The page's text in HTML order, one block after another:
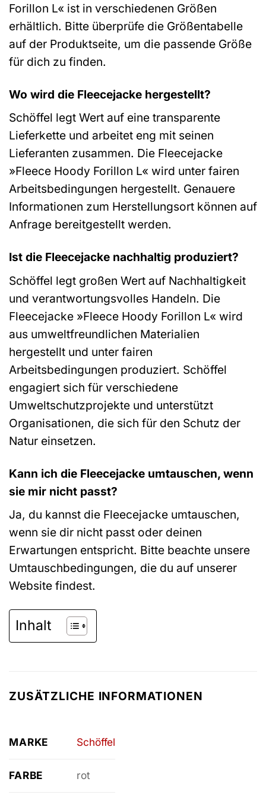
Forillon L« ist in verschiedenen Größen
erhältlich. Bitte überprüfe die Größentabelle
auf der Produktseite, um die passende Größe
für dich zu finden.
Wo wird die Fleecejacke hergestellt?
Schöffel legt Wert auf eine transparente
Lieferkette und arbeitet eng mit seinen
Lieferanten zusammen. Die Fleecejacke
»Fleece Hoody Forillon L« wird unter fairen
Arbeitsbedingungen hergestellt. Genauere
Informationen zum Herstellungsort können auf
Anfrage bereitgestellt werden.
Ist die Fleecejacke nachhaltig produziert?
Schöffel legt großen Wert auf Nachhaltigkeit
und verantwortungsvolles Handeln. Die
Fleecejacke »Fleece Hoody Forillon L« wird
aus umweltfreundlichen Materialien
hergestellt und unter fairen
Arbeitsbedingungen produziert. Schöffel
engagiert sich für verschiedene
Umweltschutzprojekte und unterstützt
Organisationen, die sich für den Schutz der
Natur einsetzen.
Kann ich die Fleecejacke umtauschen, wenn
sie mir nicht passt?
Ja, du kannst die Fleecejacke umtauschen,
wenn sie dir nicht passt oder deinen
Erwartungen entspricht. Bitte beachte unsere
Umtauschbedingungen, die du auf unserer
Website findest.
Inhalt
ZUSÄTZLICHE INFORMATIONEN
MARKE Schöffel
FARBE rot